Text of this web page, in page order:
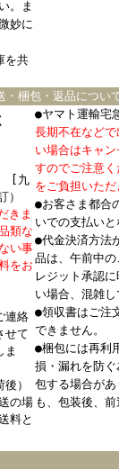
。ま
妙に
を共
・梱包・返品につい
[九
きま
類な
い事
をお
連絡
せて
ま
）
の場
料と
●ヤマト運輸宅
長期不在など
い場合はキャ
すのでご注意
をご負担いた
●お客さま都合
いでの支払い
●代金決済方法
品は、午前中
レジット承認
い場合、混雑
●領収書はご注
できません。
●梱包には再利
損・漏れを防
包する場合が
も、包装後、